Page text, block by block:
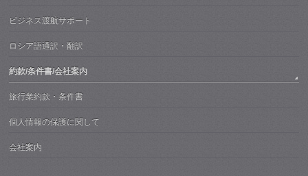
ビジネス渡航サポート
ロシア語通訳・翻訳
約款/条件書/会社案内
旅行業約款・条件書
個人情報の保護に関して
会社案内